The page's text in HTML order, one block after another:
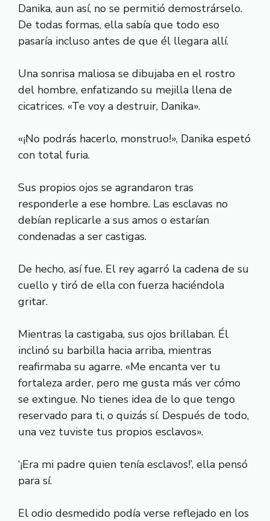
Danika, aun así, no se permitió demostrárselo.
De todas formas, ella sabía que todo eso
pasaría incluso antes de que él llegara allí.
Una sonrisa maliosa se dibujaba en el rostro
del hombre, enfatizando su mejilla llena de
cicatrices. «Te voy a destruir, Danika».
«¡No podrás hacerlo, monstruo!», Danika espetó
con total furia.
Sus propios ojos se agrandaron tras
responderle a ese hombre. Las esclavas no
debían replicarle a sus amos o estarían
condenadas a ser castigas.
De hecho, así fue. El rey agarró la cadena de su
cuello y tiró de ella con fuerza haciéndola
gritar.
Mientras la castigaba, sus ojos brillaban. Él
inclinó su barbilla hacia arriba, mientras
reafirmaba su agarre. «Me encanta ver tu
fortaleza arder, pero me gusta más ver cómo
se extingue. No tienes idea de lo que tengo
reservado para ti, o quizás sí. Después de todo,
una vez tuviste tus propios esclavos».
‘¡Era mi padre quien tenía esclavos!’, ella pensó
para sí.
El odio desmedido podía verse reflejado en los